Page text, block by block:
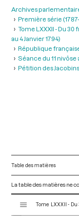
Archives
Première série
Tome LXXXII - Du
au 4 Janvier 1794)
République
Séance du 11 nivôse
Pétition des Jacobins
Table des matières
La table des matières ne